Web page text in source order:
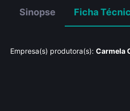
Sinopse Ficha
Empresa(s) produtora(s): Carmela